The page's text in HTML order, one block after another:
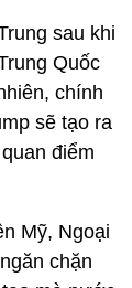
sau khi
Quốc
chính
sẽ tạo ra
điểm
Mỹ, Ngoại
chặn